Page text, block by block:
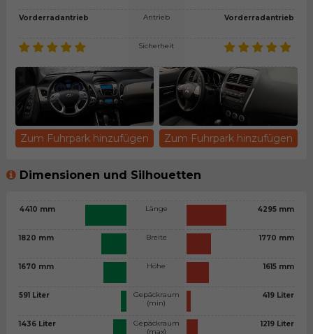
Vorderradantrieb Antrieb
Sicherheit
Vorderradantrieb
Zum Fuhrpark hinzufügen Zum Fuhrpark hinzufügen
Dimensionen und Silhouetten
4410 mm
1820 mm
1670 mm
591 Liter
1436 Liter
Länge
Breite
Höhe
Gepäckraum
(min)
Gepäckraum
(max)
4295 mm
1770 mm
1615 mm
419 Liter
1219 Liter